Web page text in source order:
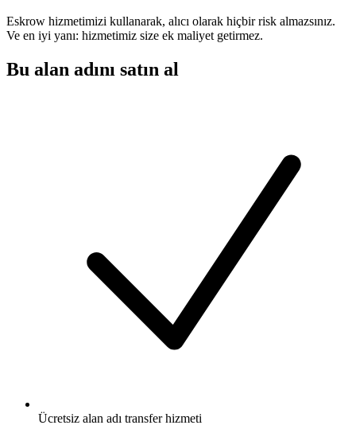
Eskrow hizmetimizi kullanarak, alıcı olarak hiçbir risk almazsınız.
Ve en iyi yanı: hizmetimiz size ek maliyet getirmez.
Bu alan adını satın al
Ücretsiz alan adı transfer hizmeti